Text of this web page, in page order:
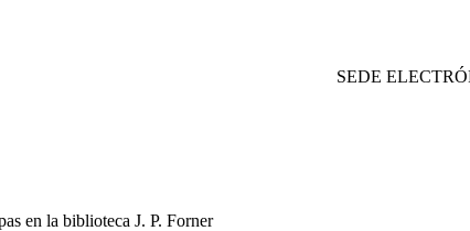
SEDE
en la biblioteca J. P. Forner